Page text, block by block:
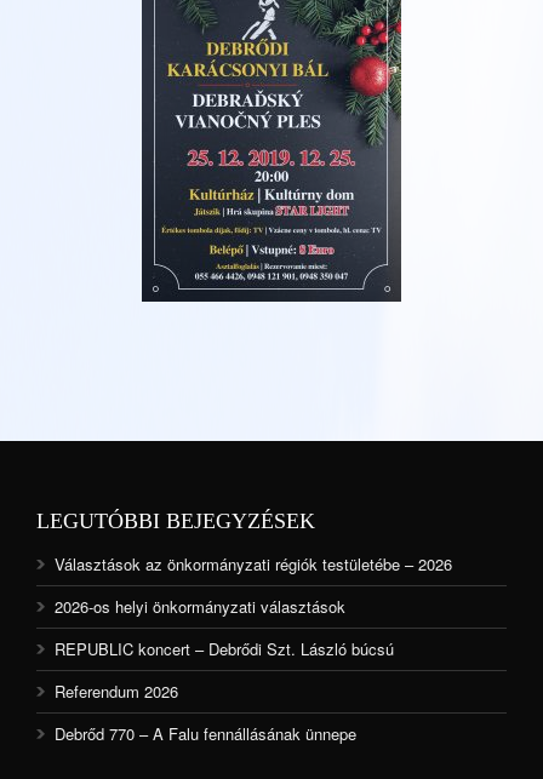
LEGUTÓBBI BEJEGYZÉSEK
Választások az önkormányzati régiók testületébe – 2026
2026-os helyi önkormányzati választások
REPUBLIC koncert – Debrődi Szt. László búcsú
Referendum 2026
Debrőd 770 – A Falu fennállásának ünnepe